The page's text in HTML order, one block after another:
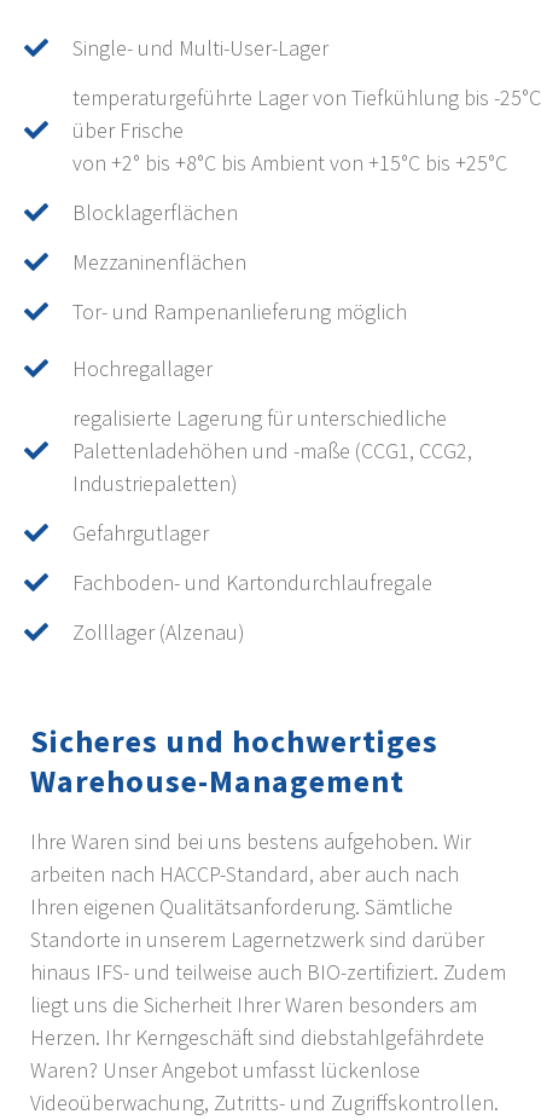
Single- und Multi-User-Lager
temperaturgeführte Lager von Tiefkühlung bis -25°C
über Frische
von +2° bis +8°C bis Ambient von +15°C bis +25°C
Blocklagerflächen
Mezzaninenflächen
Tor- und Rampenanlieferung möglich
Hochregallager
regalisierte Lagerung für unterschiedliche
Palettenladehöhen und -maße (CCG1, CCG2,
Industriepaletten)
Gefahrgutlager
Fachboden- und Kartondurchlaufregale
Zolllager (Alzenau)
Sicheres und hochwertiges
Warehouse-Management
Ihre Waren sind bei uns bestens aufgehoben. Wir
arbeiten nach HACCP-Standard, aber auch nach
Ihren eigenen Qualitätsanforderung. Sämtliche
Standorte in unserem Lagernetzwerk sind darüber
hinaus IFS- und teilweise auch BIO-zertifiziert. Zudem
liegt uns die Sicherheit Ihrer Waren besonders am
Herzen. Ihr Kerngeschäft sind diebstahlgefährdete
Waren? Unser Angebot umfasst lückenlose
Videoüberwachung, Zutritts- und Zugriffskontrollen.